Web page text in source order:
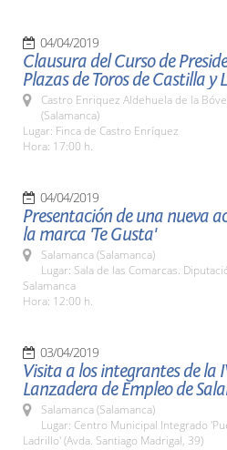
04/04/2019
Clausura del Curso de
Plazas de Toros de Castilla y
Castro Enriquez Aldehuela de la
(Salamanca)
Lugar: Finca de Castro Enríquez
Hora: 17:00 h.
04/04/2019
Presentación de una nueva
la marca 'Te Gusta'
Salamanca (Salamanca)
Lugar: Sala de las Comarcas.
Salamanca
Hora: 12:00 h.
03/04/2019
Visita a los integrantes de la
Lanzadera de Empleo de
Salamanca (Salamanca)
Lugar: Centro Municipal Integrado
Ladrillo' (Avda. Santiago Madrigal, 39)